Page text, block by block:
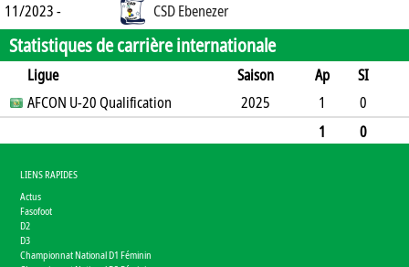
11/2023 - CSD Ebenezer
Statistiques de carrière internationale
Ligue Saison Ap
SI
SO
B B A CR Min
AFCON U-20 Qualification 2025 1
0
901
0
LIENS RAPIDES
Actus
Fasofoot
D2
D3
Championnat National D1 Féminin